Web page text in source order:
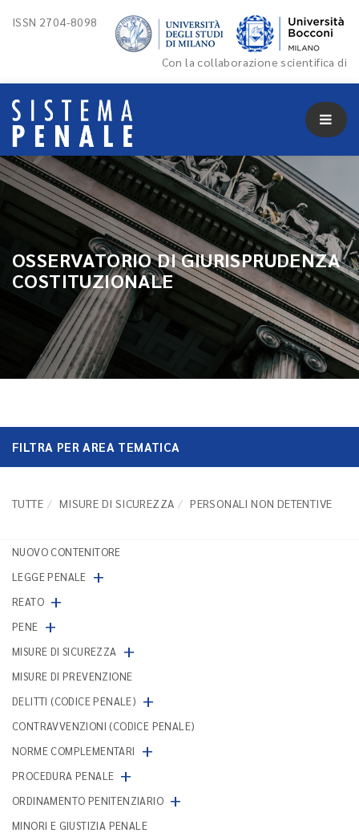
ISSN 2704-8098
Con la collaborazione scientifica di
OSSERVATORIO DI GIURISPRUDENZA
COSTITUZIONALE
FILTRA PER AREA TEMATICA
TUTTE MISURE DI SICUREZZA PERSONALI NON DETENTIVE
NUOVO CONTENITORE
LEGGE PENALE +
REATO +
PENE +
MISURE DI SICUREZZA +
MISURE DI PREVENZIONE
DELITTI (CODICE PENALE) +
CONTRAVVENZIONI (CODICE PENALE)
NORME COMPLEMENTARI
+
PROCEDURA PENALE +
ORDINAMENTO PENITENZIARIO +
MINORI E GIUSTIZIA PENALE